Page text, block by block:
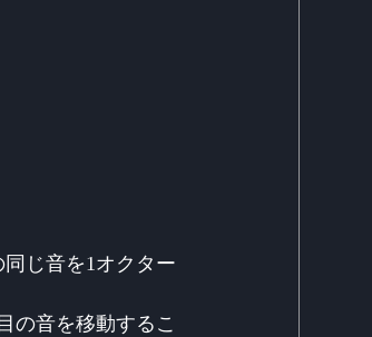
じ音を1オクター
の音を移動するこ